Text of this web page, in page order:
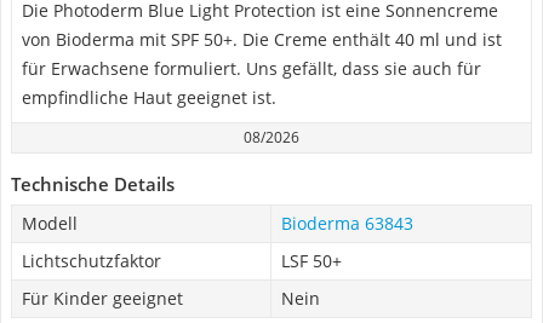
Die Photoderm Blue Light Protection ist eine Sonnencreme
von Bioderma mit SPF 50+. Die Creme enthält 40 ml und ist
für Erwachsene formuliert. Uns gefällt, dass sie auch für
empfindliche Haut geeignet ist.
08/2026
Technische Details
Modell
Bioderma 63843
Lichtschutzfaktor
LSF 50+
Für Kinder geeignet
Nein